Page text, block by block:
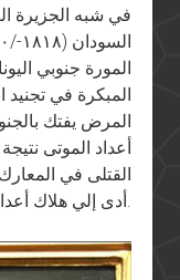
المرض يفتك
أعداد الموتى
القتلى في